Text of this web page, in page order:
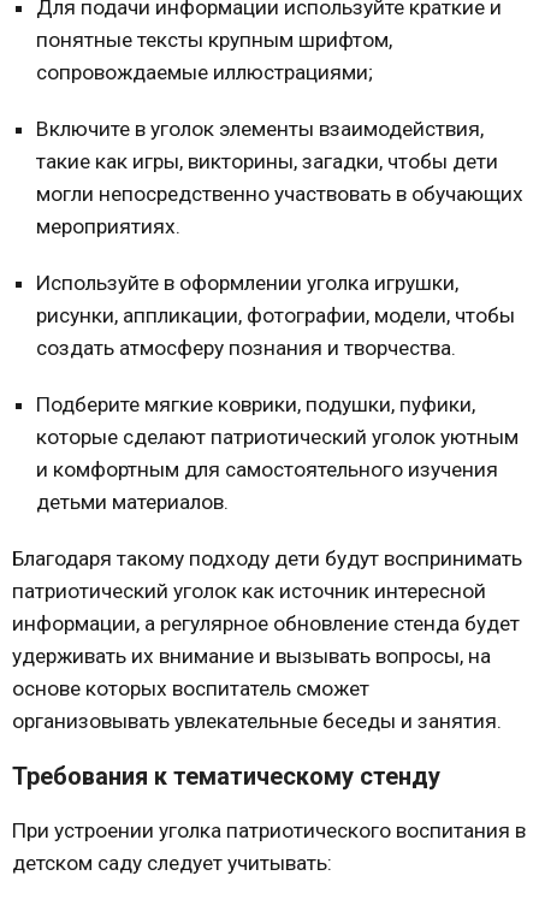
Для подачи информации используйте краткие и
понятные тексты крупным шрифтом,
сопровождаемые иллюстрациями;
Включите в уголок элементы взаимодействия,
такие как игры, викторины, загадки, чтобы дети
могли непосредственно участвовать в обучающих
мероприятиях.
Используйте в оформлении уголка игрушки,
рисунки, аппликации, фотографии, модели, чтобы
создать атмосферу познания и творчества.
Подберите мягкие коврики, подушки, пуфики,
которые сделают патриотический уголок уютным
и комфортным для самостоятельного изучения
детьми материалов.
Благодаря такому подходу дети будут воспринимать
патриотический уголок как источник интересной
информации, а регулярное обновление стенда будет
удерживать их внимание и вызывать вопросы, на
основе которых воспитатель сможет
организовывать увлекательные беседы и занятия.
Требования к тематическому стенду
При устроении уголка патриотического воспитания в
детском саду следует учитывать: